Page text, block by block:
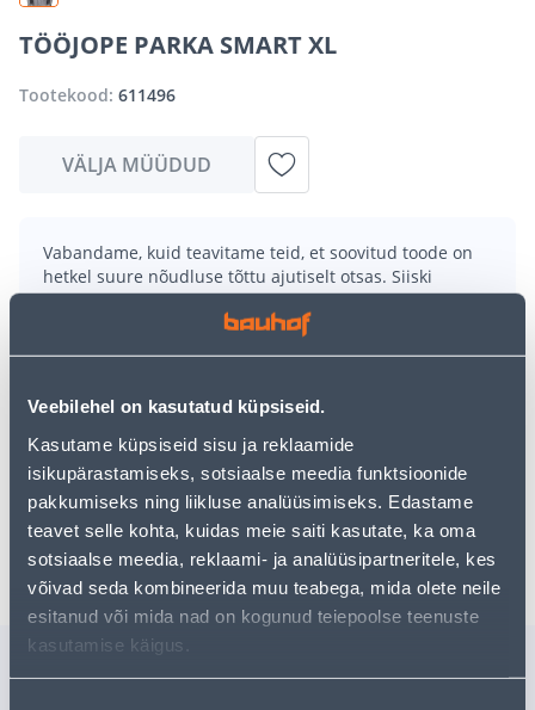
Veebilehel on kasutatud küpsiseid.
Kasutame küpsiseid sisu ja reklaamide
isikupärastamiseks, sotsiaalse meedia funktsioonide
pakkumiseks ning liikluse analüüsimiseks. Edastame
teavet selle kohta, kuidas meie saiti kasutate, ka oma
sotsiaalse meedia, reklaami- ja analüüsipartneritele, kes
võivad seda kombineerida muu teabega, mida olete neile
esitanud või mida nad on kogunud teiepoolse teenuste
kasutamise käigus.
TÖÖJOPE PARKA SMART XL
Tootekood: 611496
VÄLJA MÜÜDUD
Vabandame, kuid teavitame teid, et soovitud toode on
hetkel suure nõudluse tõttu ajutiselt otsas. Siiski
pakume suurepäraseid alternatiive samast
, mis võivad teile sama palju rõõmu
uurimistööd saate jätkata, naastes
kasutades meie võimsat otsingufunktsiooni, et leida
veelgi meelepärasemad valikuid. Head ostlemist!
Tarne pole võimalik
Sarnased tooted